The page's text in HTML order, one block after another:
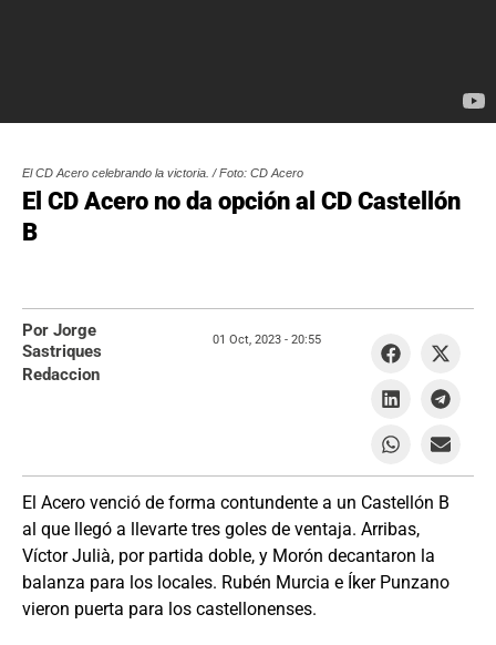
El CD Acero celebrando la victoria. / Foto: CD Acero
El CD Acero no da opción al CD Castellón
B
El Acero venció de forma contundente a un Castellón B
al que llegó a llevarte tres goles de ventaja. Arribas,
Víctor Julià, por partida doble, y Morón decantaron la
balanza para los locales. Rubén Murcia e Íker Punzano
vieron puerta para los castellonenses.
Por Jorge
Sastriques
Redaccion
01 Oct, 2023 - 20:55